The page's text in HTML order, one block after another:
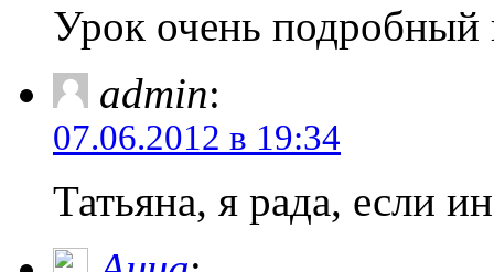
Урок очень
admin:
07.06.2012 в 19:34
Татьяна, я рада, если